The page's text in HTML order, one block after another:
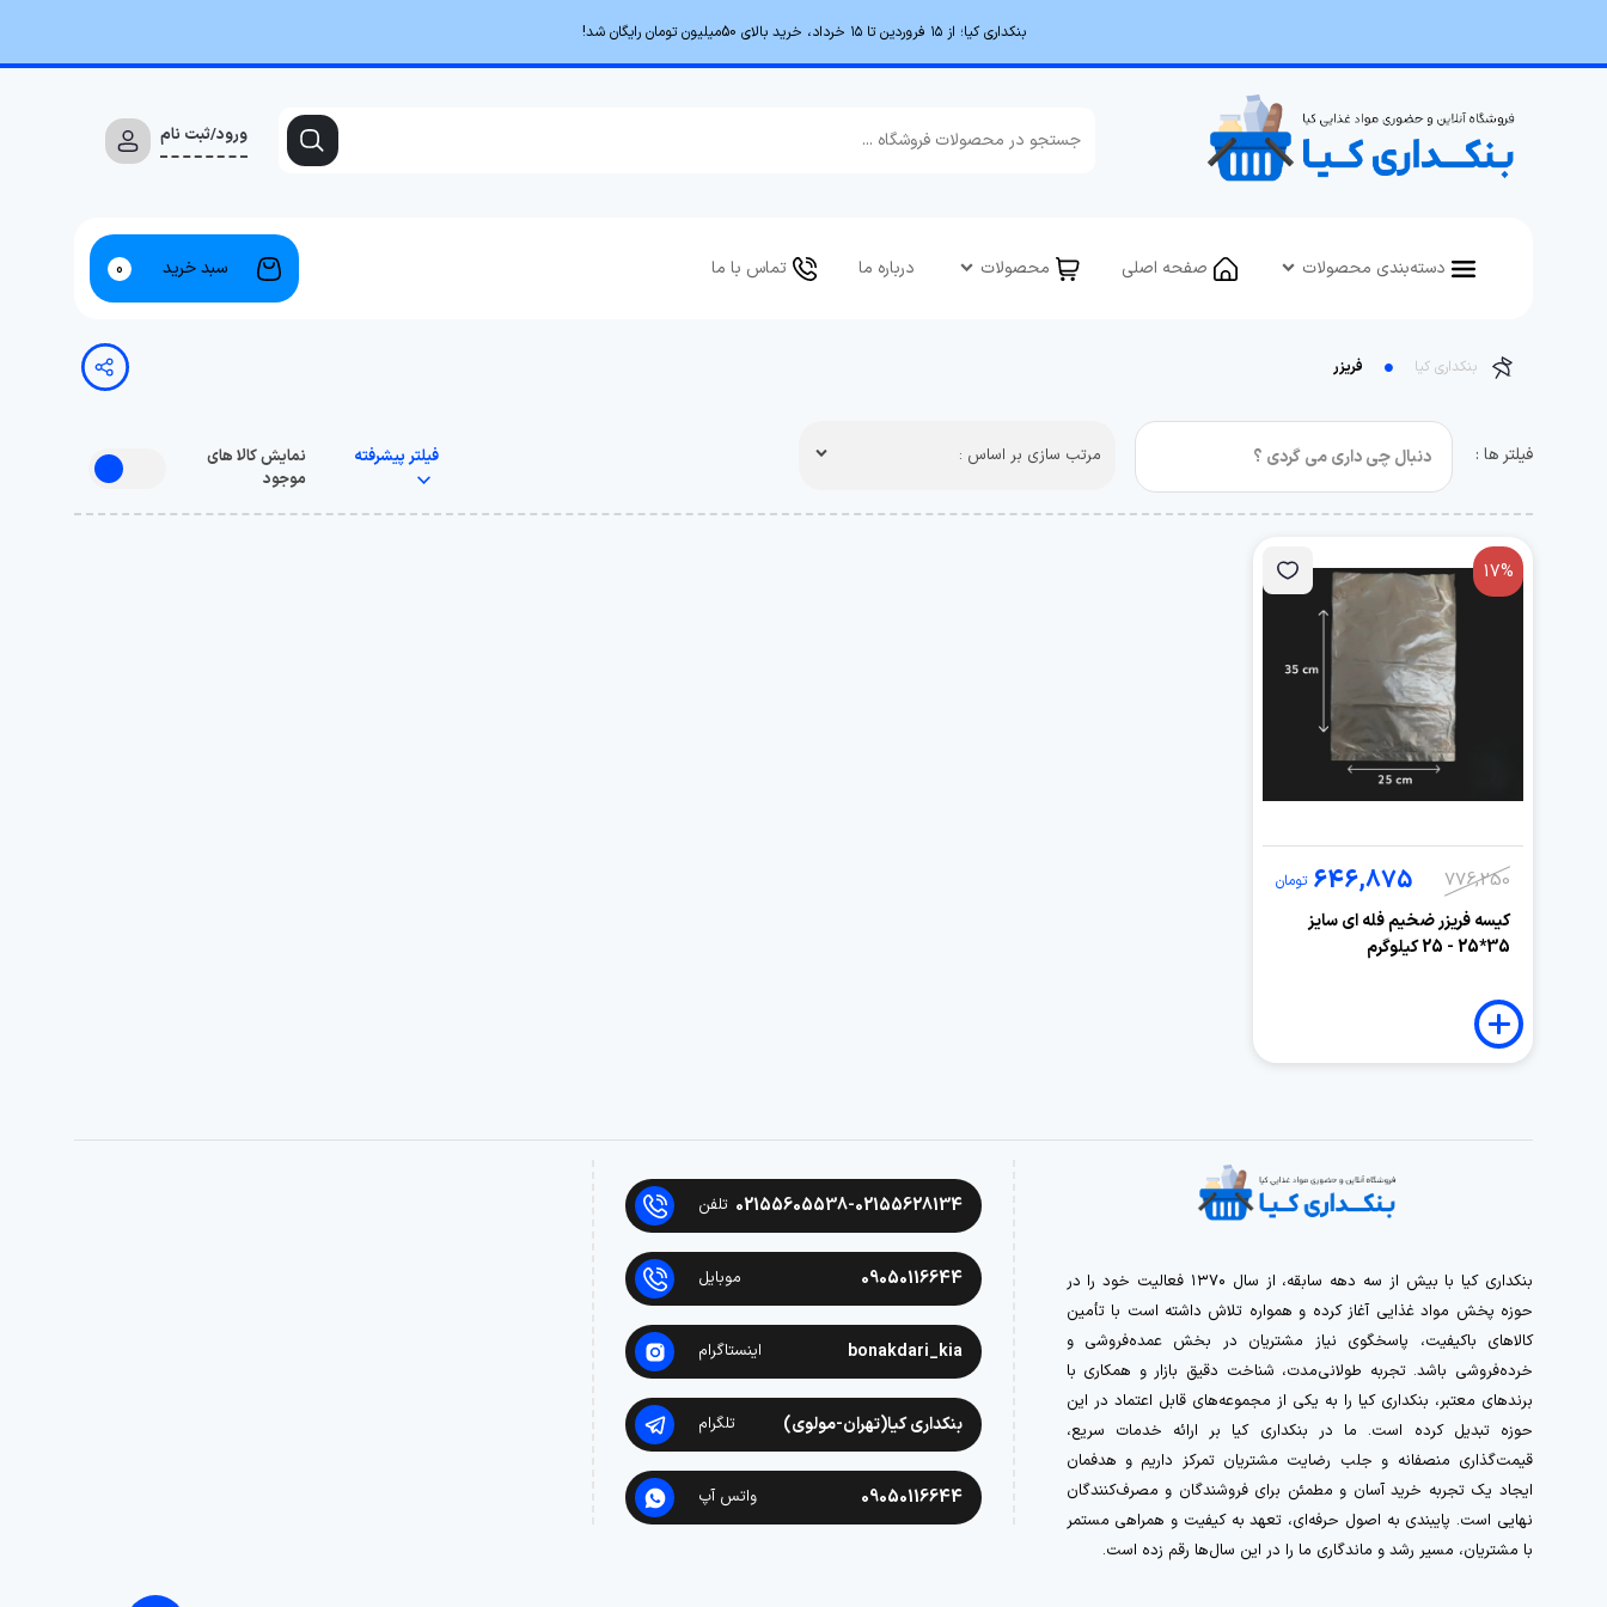
بنکداری کیا؛ از ۱۵ فروردین تا ۱۵ خرداد، خرید بالای 50میلیون تومان رایگان شد!
ورود/ثبت نام
دسته‌بندی محصولات صفحه اصلی محصولات درباره ما تماس با ما سبد خرید 0
بنکداری کیا فریزر
فیلتر ها : مرتب سازی بر اساس : فیلتر پیشرفته
نمایش کالا های
موجود
17%
776,250
646,875 تومان
کیسه فریزر ضخیم فله ای سایز
35*25 - 25 کیلوگرم
بنکداری کیا با بیش از سه دهه سابقه، از سال ۱۳۷۰ فعالیت خود را در
حوزه پخش مواد غذایی آغاز کرده و همواره تلاش داشته است با تأمین
کالاهای باکیفیت، پاسخگوی نیاز مشتریان در بخش عمده‌فروشی و
خرده‌فروشی باشد. تجربه طولانی‌مدت، شناخت دقیق بازار و همکاری با
برندهای معتبر، بنکداری کیا را به یکی از مجموعه‌های قابل اعتماد در این
حوزه تبدیل کرده است. ما در بنکداری کیا بر ارائه خدمات سریع،
قیمت‌گذاری منصفانه و جلب رضایت مشتریان تمرکز داریم و هدفمان
ایجاد یک تجربه خرید آسان و مطمئن برای فروشندگان و مصرف‌کنندگان
نهایی است. پایبندی به اصول حرفه‌ای، تعهد به کیفیت و همراهی مستمر
با مشتریان، مسیر رشد و ماندگاری ما را در این سال‌ها رقم زده است.
02155605538-02155628134 تلفن
09050116644 موبایل
bonakdari_kia اینستاگرام
بنکداری کیا(تهران-مولوی) تلگرام
09050116644 واتس آپ